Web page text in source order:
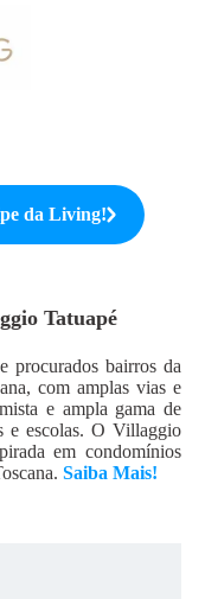
da Living!
Tatuapé
procurados bairros da
com amplas vias e
e ampla gama de
e escolas. O Villaggio
em condomínios
Saiba Mais!